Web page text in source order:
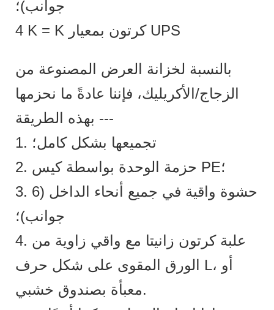
4 K = K كرتون بمعيار UPS
بالنسبة لخزانة العرض المصنوعة من
الزجاج/الأكريليك، فإننا عادةً ما نحزمها
بهذه الطريقة ---
1. تجميعها بشكل كامل؛
2. حزمة الوحدة بواسطة كيس PE؛
3. حشوة واقية في جميع أنحاء الداخل (6
جوانب)؛
4. علبة كرتون زانيتا مع واقي زاوية من
الورق المقوى على شكل حرف L، أو
معبأة بصندوق خشبي.